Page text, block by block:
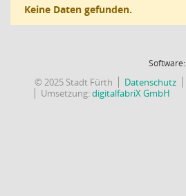
Keine Daten gefunden.
Software:
© 2025 Stadt Fürth Datenschutz
Umsetzung:digitalfabriX GmbH